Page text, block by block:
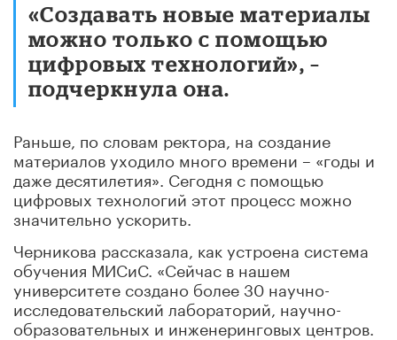
«Создавать новые материалы
можно только с помощью
цифровых технологий», –
подчеркнула она.
Раньше, по словам ректора, на создание
материалов уходило много времени – «годы и
даже десятилетия». Сегодня с помощью
цифровых технологий этот процесс можно
значительно ускорить.
Черникова рассказала, как устроена система
обучения МИСиС. «Сейчас в нашем
университете создано более 30 научно-
исследовательский лабораторий, научно-
образовательных и инженеринговых центров.